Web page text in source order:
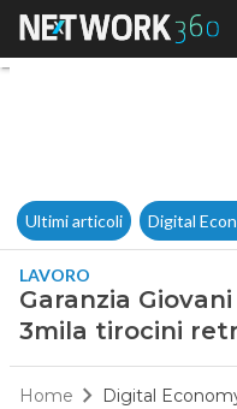
Ultimi articoli Digital
LAVORO
Garanzia
3mila tirocini
Home Digital